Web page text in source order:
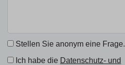
Stellen Sie anonym eine Frage.
Ich habe die Datenschutz- und